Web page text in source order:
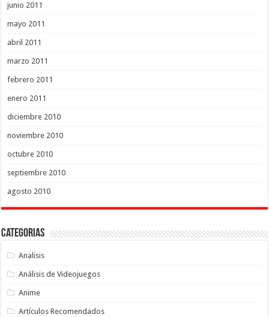
junio 2011
mayo 2011
abril 2011
marzo 2011
febrero 2011
enero 2011
diciembre 2010
noviembre 2010
octubre 2010
septiembre 2010
agosto 2010
Categorias
Analisis
Análisis de Videojuegos
Anime
Artículos Recomendados